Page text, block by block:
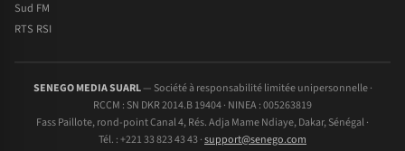
Sud FM
RTS RSI
SENEGO MEDIA SUARL— Société à responsabilité limitée unipersonnelle ·
RCCM : SN DKR 2014.B 19404 · NINEA : 005263819
Fass Paillote, rond-point Canal 4, Rés. Adja Mame Ndiaye, Dakar, Sénégal ·
Tél. : +221 33 823 43 43 ·support@senego.com